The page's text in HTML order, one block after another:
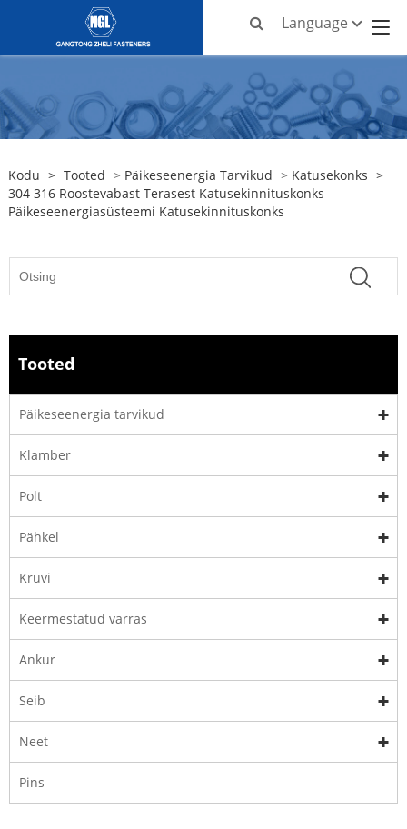
Language
Kodu > Tooted > Päikeseenergia Tarvikud > Katusekonks >
304 316 Roostevabast Terasest Katusekinnituskonks
Päikeseenergiasüsteemi Katusekinnituskonks
Tooted
Päikeseenergia tarvikud
Klamber
Polt
Pähkel
Kruvi
Keermestatud varras
Ankur
Seib
Neet
Pins